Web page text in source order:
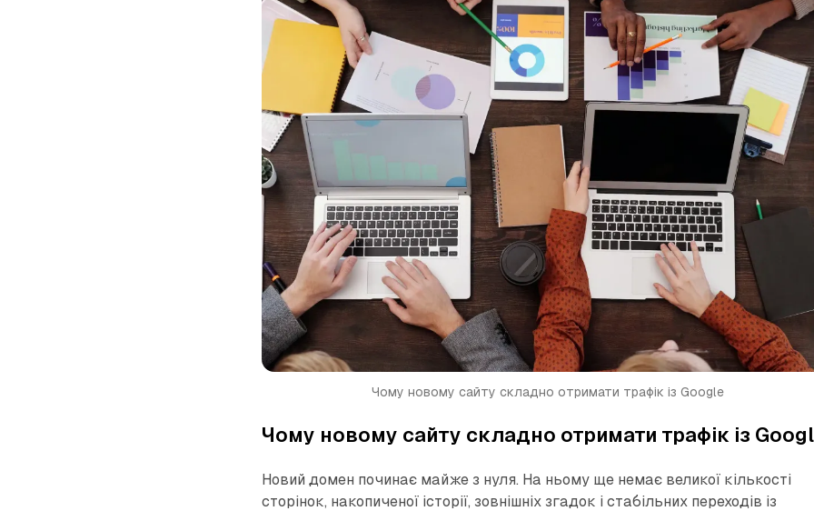
Чому новому сайту складно отримати трафік із Google
Чому новому сайту складно отримати трафік із
Новий домен починає майже з нуля. На ньому ще немає великої кількості
сторінок, накопиченої історії, зовнішніх згадок і стабільних переходів із